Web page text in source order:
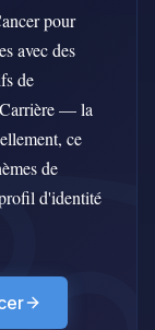
pour
avec des
de
— la
ce
de
d'identité